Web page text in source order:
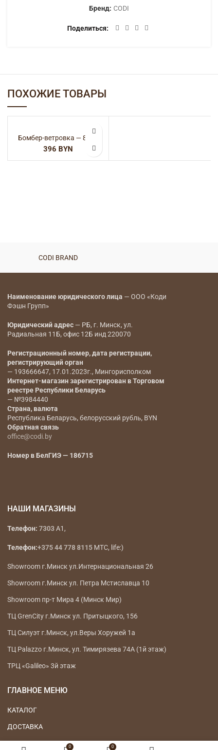
Бренд: CODI
Поделиться
ПОХОЖИЕ ТОВАРЫ
Бомбер-ветровка — 8070
BYN
CODI BRAND
Наименование юридического лица — ООО «Коди
Фэшн Групп»
Юридический адрес — РБ, г. Минск, ул.
Радиальная 11Б, офис 12Б инд 220070
Регистрационный номер, дата регистрации,
регистрирующий орган
— 193666647, 17.01.2023г., Мингорисполком
Интернет-магазин зарегистрирован в Торговом
реестре Республики Беларусь
— №3984440
Страна, валюта
Республика Беларусь, белорусский рубль, BYN
Обратная связь
office@codi.by
Номер в БелГИЭ — 186715
НАШИ МАГАЗИНЫ
Телефон: 7303A1,
Телефон:+375 44 778 8115 МТС, life:)
Showroom г.Минск ул.Интернациональная 26
Showroom г.Минск ул. Петра Мстиславца 10
Showroom пр-т Мира 4 (Минск Мир)
ТЦ GrenCity г.Минск ул. Притыцкого, 156
ТЦ Силуэт г.Минск, ул.Веры Хоружей 1а
ТЦ Palazzo г.Минск, ул. Тимирязева 74А (1й этаж)
ТРЦ «Galileo» 3й этаж
ГЛАВНОЕ МЕНЮ
КАТАЛОГ
ДОСТАВКА
ВОЗВРАТ ТОВАРА 0 0